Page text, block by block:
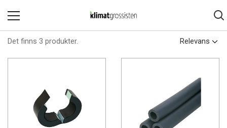
Det finns 3 produkter. Relevans